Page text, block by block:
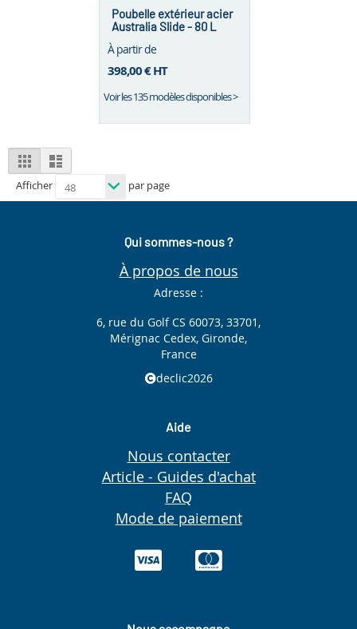
Poubelle extérieur acier
Australia Slide - 80 L
À partir de
398,00 €HT
Voir les 135 modèles disponibles >
View
as
Grid List
Afficher par page
Qui sommes-nous ?
À propos de nous
Adresse :
6, rue du Golf CS 60073, 33701,
Mérignac Cedex, Gironde,
France
declic2026
Aide
Nous contacter
Article - Guides d'achat
FAQ
Mode de paiement